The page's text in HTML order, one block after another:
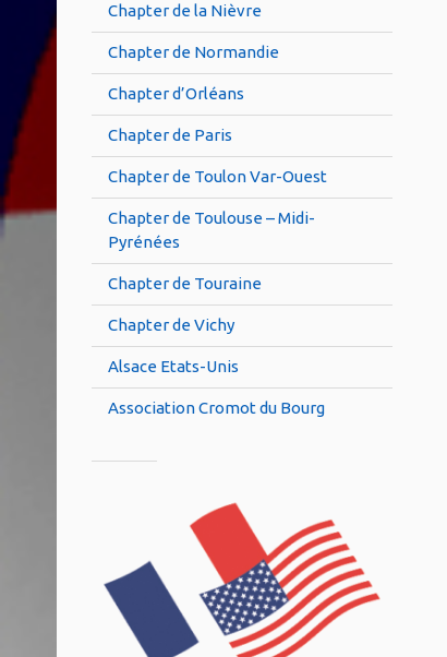
Chapter de la Nièvre
Chapter de Normandie
Chapter d’Orléans
Chapter de Paris
Chapter de Toulon Var-Ouest
Chapter de Toulouse – Midi-
Pyrénées
Chapter de Touraine
Chapter de Vichy
Alsace Etats-Unis
Association Cromot du Bourg